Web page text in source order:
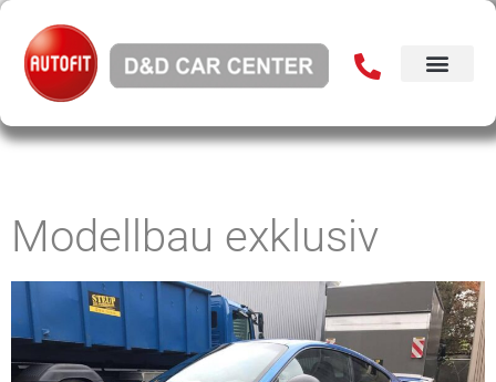
Modellbau exklusiv